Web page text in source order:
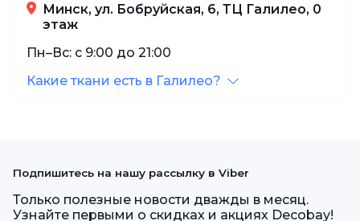
Минск, ул. Бобруйская, 6, ТЦ Галилео, 0
этаж
Пн–Вс: с 9:00 до 21:00
Какие ткани есть в Галилео?
Подпишитесь на нашу рассылку в Viber
Только полезные новости дважды в месяц.
Узнайте первыми о скидках и акциях Decobay!